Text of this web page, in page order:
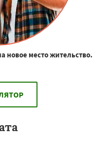
место жительство.